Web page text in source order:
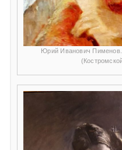
Юрий Иванович